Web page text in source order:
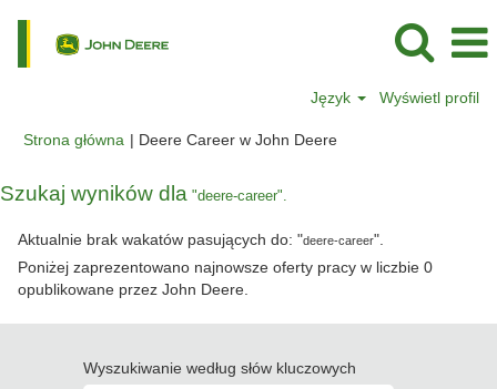
Język Wyświetl profil
Strona główna | Deere Career w John Deere(bieżąca
Szukaj wyników dla "deere-career".
Aktualnie brak wakatów pasujących do: "deere-career".
Poniżej zaprezentowano najnowsze oferty pracy w liczbie 0
opublikowane przez John Deere.
Wyszukiwanie według słów kluczowych